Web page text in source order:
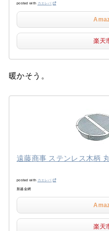
posted with カエレバ
楽天
暖かそう。
遠藤商事 ステンレス木柄
posted with カエレバ
新越金網
楽天